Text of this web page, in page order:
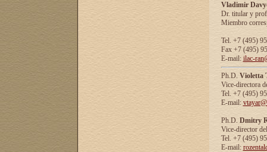
Vladimir
Dr. titular y
Miembro
Tel. +7 (495)
Fax +7 (495)
E-mail: ilac-
Ph.D. Violetta
Vice-directora
Tel. +7 (495)
E-mail:
Ph.D. Dmitry
Vice-director
Tel. +7 (495)
E-mail: